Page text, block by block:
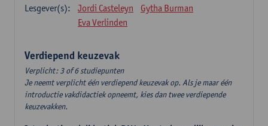
Lesgever(s):
Jordi Casteleyn
Gytha Burman
Eva Verlinden
Verdiepend keuzevak
Verplicht: 3 of 6 studiepunten
Je neemt verplicht één verdiepend keuzevak op. Als je maar één
introductie vakdidactiek opneemt, kies dan twee verdiepende
keuzevakken.